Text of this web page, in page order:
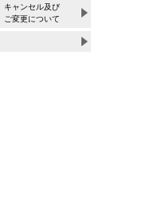
キャンセル及び
ご変更について